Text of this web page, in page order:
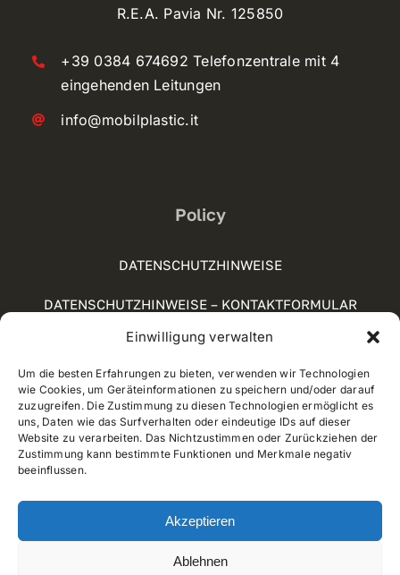
Einwilligung verwalten
Um die besten Erfahrungen zu bieten, verwenden wir Technologien
wie Cookies, um Geräteinformationen zu speichern und/oder darauf
zuzugreifen. Die Zustimmung zu diesen Technologien ermöglicht es
uns, Daten wie das Surfverhalten oder eindeutige IDs auf dieser
Website zu verarbeiten. Das Nichtzustimmen oder Zurückziehen der
Zustimmung kann bestimmte Funktionen und Merkmale negativ
beeinflussen.
Akzeptieren
Ablehnen
R.E.A. Pavia Nr. 125850
+39 0384 674692 Telefonzentrale mit 4
eingehenden Leitungen
info@mobilplastic.it
Policy
DATENSCHUTZHINWEISE
DATENSCHUTZHINWEISE – KONTAKTFORMULAR
SOCIAL-MEDIA-RICHTLINIE
COOKIE POLICY (UE)
WHISTLEBLOWING
© 2012 - 2025 • Developed byWay Solutions